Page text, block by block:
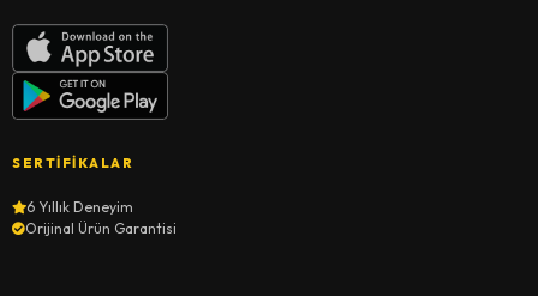
SERTIFIKALAR
6 Yıllık Deneyim
Orijinal Ürün Garantisi